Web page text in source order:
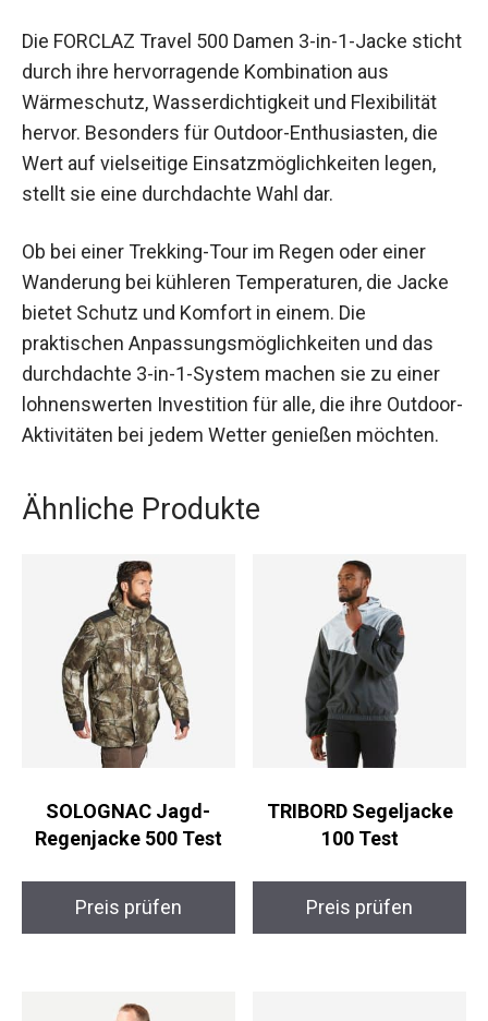
Die FORCLAZ Travel 500 Damen 3-in-1-Jacke sticht
durch ihre hervorragende Kombination aus
Wärmeschutz, Wasserdichtigkeit und Flexibilität
hervor. Besonders für Outdoor-Enthusiasten, die
Wert auf vielseitige Einsatzmöglichkeiten legen,
stellt sie eine durchdachte Wahl dar.
Ob bei einer Trekking-Tour im Regen oder einer
Wanderung bei kühleren Temperaturen, die Jacke
bietet Schutz und Komfort in einem. Die
praktischen Anpassungsmöglichkeiten und das
durchdachte 3-in-1-System machen sie zu einer
lohnenswerten Investition für alle, die ihre Outdoor-
Aktivitäten bei jedem Wetter genießen möchten.
Ähnliche Produkte
SOLOGNAC Jagd-
Regenjacke 500 Test
Preis prüfen
TRIBORD Segeljacke
100 Test
Preis prüfen